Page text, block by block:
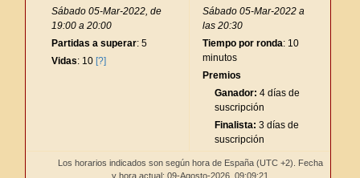
Sábado 05-Mar-2022, de
19:00 a 20:00
Partidas a superar: 5
Vidas: 10 [?]
Sábado 05-Mar-2022 a
las 20:30
Tiempo por ronda: 10
minutos
Premios
Ganador: 4 días de
suscripción
Finalista: 3 días de
suscripción
Los horarios indicados son según hora de España (UTC +2). Fecha
y hora actual: 09-Agosto-2026, 09:09:21